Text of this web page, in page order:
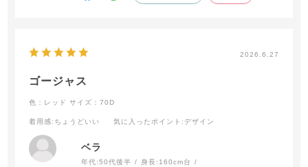
2026.6.27
ゴージャス
色：レッド サイズ：70D
着用感:ちょうどいい 気に入ったポイント :デザイン
ベラ
年代:50代後半 身長: 160cm台